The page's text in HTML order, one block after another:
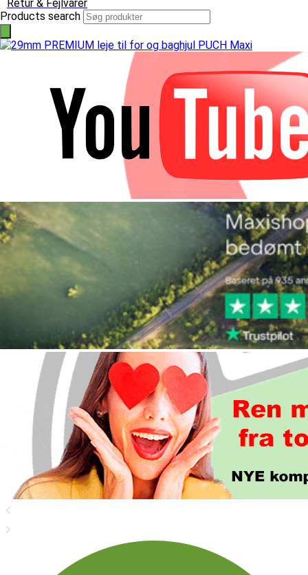
Retur & Fejlvarer
Products search